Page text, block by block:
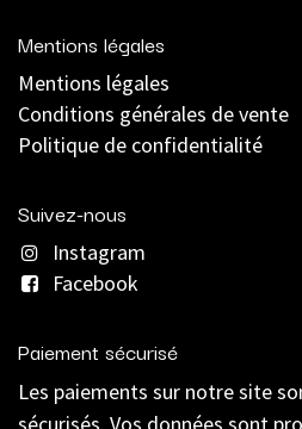
Mentions légales
Mentions légales
Conditions générales de vente
Politique de confidentialité
Suivez-nous
Instagram
Facebook
Paiement sécurisé
Les paiements sur notre site